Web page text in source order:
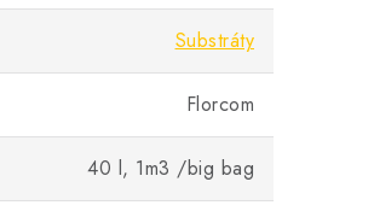
Substráty
Florcom
40 l, 1m3 /big bag